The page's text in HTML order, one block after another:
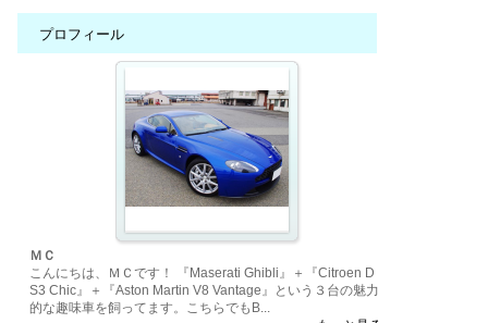
プロフィール
ＭＣ
こんにちは、ＭＣです！ 『Maserati Ghibli』＋『Citroen D
S3 Chic』＋『Aston Martin V8 Vantage』という３台の魅力
的な趣味車を飼ってます。こちらでもB...